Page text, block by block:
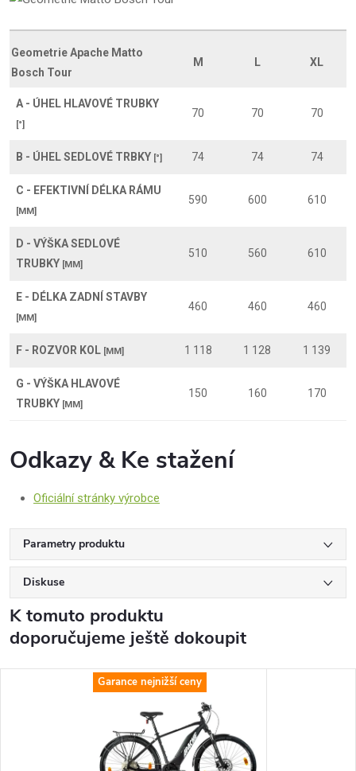
Geometrie Apache Matto
Bosch Tour
M L XL
A - ÚHEL HLAVOVÉ TRUBKY
[°]
70 70 70
B - ÚHEL SEDLOVÉ TRBKY [°] 74 74 74
C - EFEKTIVNÍ DÉLKA RÁMU
[MM]
590 600 610
D - VÝŠKA SEDLOVÉ
TRUBKY [MM]
510 560 610
E - DÉLKA ZADNÍ STAVBY
[MM]
460 460 460
F - ROZVOR KOL [MM] 1 118 1 128 1 139
G - VÝŠKA HLAVOVÉ
TRUBKY [MM]
150 160 170
Odkazy & Ke stažení
Oficiální stránky výrobce
Parametry produktu
Diskuse
K tomuto produktu
doporučujeme ještě dokoupit
Garance nejnižší ceny